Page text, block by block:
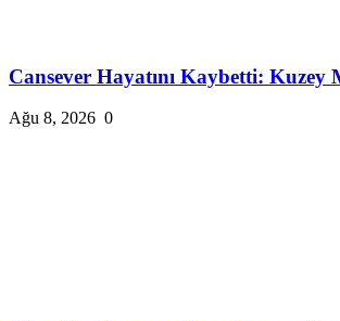
Cansever Hayatını Kaybetti: Kuzey
Ağu 8, 2026 0